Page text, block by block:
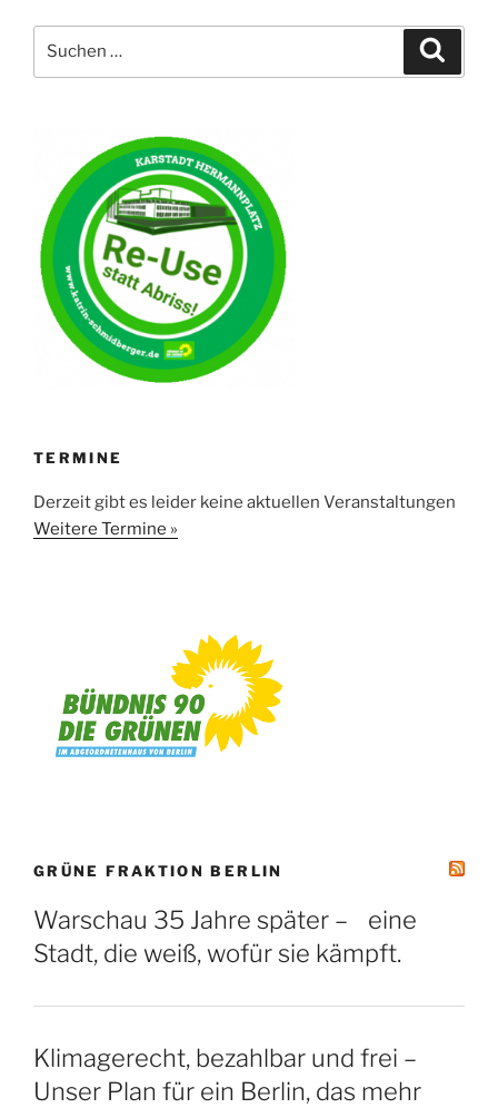
nach:
TERMINE
Derzeit gibt es leider keine aktuellen Veranstaltungen
Weitere Termine »
GRÜNE FRAKTION BERLIN
Warschau 35 Jahre später – eine
Stadt, die weiß, wofür sie kämpft.
Klimagerecht, bezahlbar und frei –
Unser Plan für ein Berlin, das mehr